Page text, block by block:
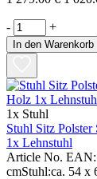
- +
In den Warenkorb
1x Stuhl
Stuhl Sitz
1x Lehnstuhl
Article No. EAN:
cmStuhl:ca. 54 x